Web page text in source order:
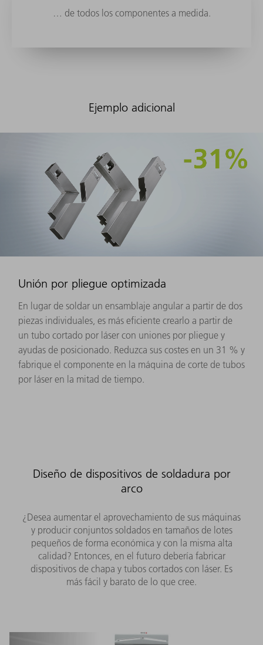
… de todos los componentes a medida.
Ejemplo adicional
Unión por pliegue optimizada
En lugar de soldar un ensamblaje angular a partir de dos
piezas individuales, es más eficiente crearlo a partir de
un tubo cortado por láser con uniones por pliegue y
ayudas de posicionado. Reduzca sus costes en un 31 % y
fabrique el componente en la máquina de corte de tubos
por láser en la mitad de tiempo.
Diseño de dispositivos de soldadura por
arco
¿Desea aumentar el aprovechamiento de sus máquinas
y producir conjuntos soldados en tamaños de lotes
pequeños de forma económica y con la misma alta
calidad? Entonces, en el futuro debería fabricar
dispositivos de chapa y tubos cortados con láser. Es
más fácil y barato de lo que cree.